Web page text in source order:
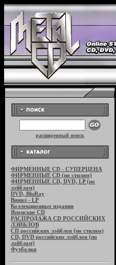
расширенный поиск
ФИРМЕННЫЕ CD - СУПЕРЦЕНА
ФИРМЕННЫЕ CD (по стилям)
ФИРМЕННЫЕ CD, DVD, LP (по
лэйблам)
DVD, BluRay
Винил - LP
Коллекционные издания
Японские CD
РАСПРОДАЖА CD РОССИЙСКИХ
ЛЭЙБЛОВ
CD российских лэйблов (по стилям)
CD, DVD российских лэйблов (по
лэйблам)
Футболки